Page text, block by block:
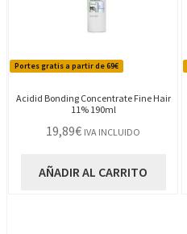
Portes gratis a partir de 69€
Acidid Bonding Concentrate Fine Hair
11% 190ml
19,89€ IVA INCLUIDO
AÑADIR AL CARRITO